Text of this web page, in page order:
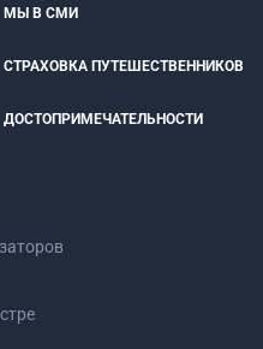
МЫ В СМИ
СТРАХОВКА ПУТЕШЕСТВЕННИКОВ
ДОСТОПРИМЕЧАТЕЛЬНОСТИ